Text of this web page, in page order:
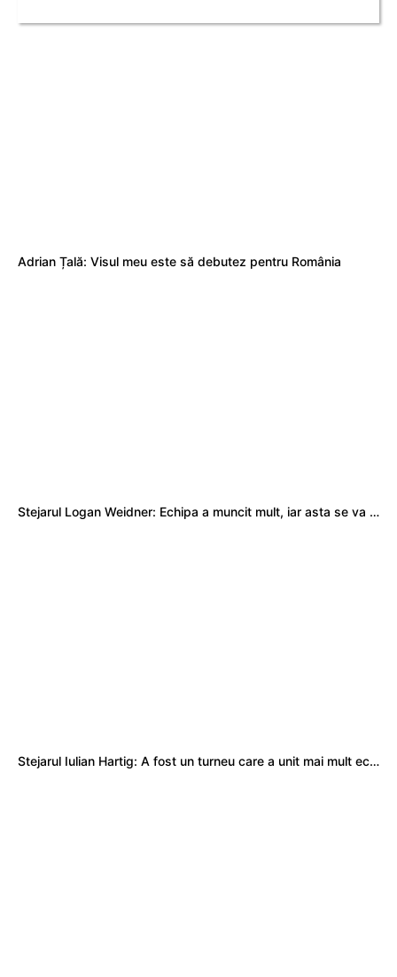
Adrian Țală: Visul meu este să debutez pentru România
Stejarul Logan Weidner: Echipa a muncit mult, iar asta se va vedea în meciurile de la Nations Cup
Stejarul Iulian Hartig: A fost un turneu care a unit mai mult echipa